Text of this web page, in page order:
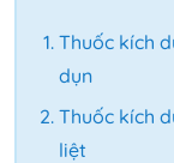
Thuốc kích
dụn
Thuốc kích
liệt